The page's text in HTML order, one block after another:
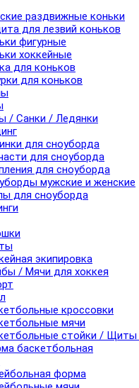
раздвижные коньки
для лезвий коньков
фигурные
хоккейные
для коньков
для коньков
/ Санки / Ледянки
для сноуборда
для сноуборда
для сноуборда
мужские и женские
для сноуборда
экипировка
/ Мячи для хоккея
кроссовки
мячи
стойки /
баскетбольная
форма